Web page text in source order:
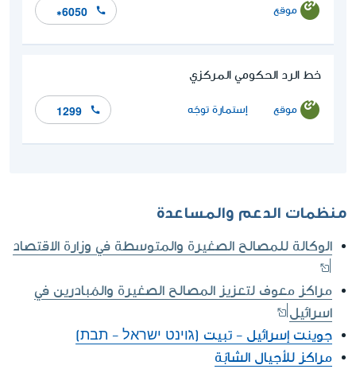
موقع *6050
خط الرد الحكومي المركزي
موقع إستمارة توجّه 1299
منظمات الدعم والمساعدة
الوكالة للمصالح الصغيرة والمتوسطة في وزارة الاقتصاد
مراكز معوف لتعزيز المصالح الصغيرة والمُبادرين في
اسرائيل
جوينت إسرائيل - تبيت (ג'וינט ישראל - תבת)
مراكز للأجيال الشابّة